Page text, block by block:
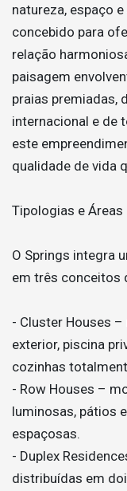
natureza, espaço
concebido para
relação
paisagem
praias premiadas,
internacional e de
este
qualidade de vida
Tipologias e Áreas
O Springs integra
em três conceitos
- Cluster Houses
exterior, piscina
cozinhas
- Row Houses –
luminosas, pátios
espaçosas.
- Duplex
distribuídas em